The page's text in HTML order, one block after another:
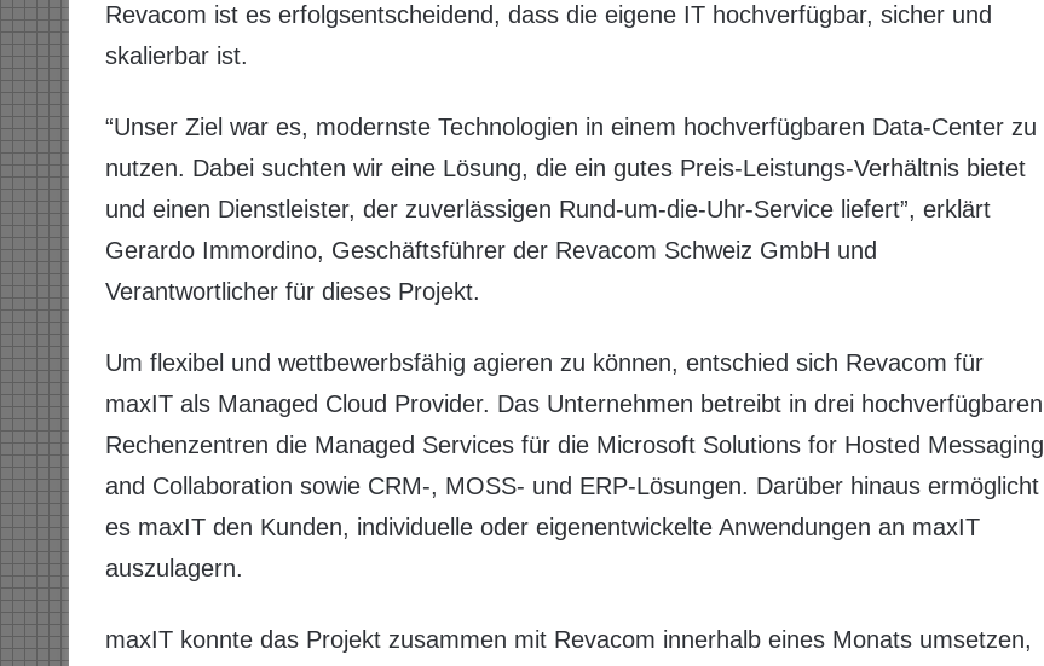
Revacom ist es erfolgsentscheidend, dass die eigene IT hochverfügbar, sicher und
skalierbar ist.
“Unser Ziel war es, modernste Technologien in einem hochverfügbaren Data-Center zu
nutzen. Dabei suchten wir eine Lösung, die ein gutes Preis-Leistungs-Verhältnis bietet
und einen Dienstleister, der zuverlässigen Rund-um-die-Uhr-Service liefert”, erklärt
Gerardo Immordino, Geschäftsführer der Revacom Schweiz GmbH und
Verantwortlicher für dieses Projekt.
Um flexibel und wettbewerbsfähig agieren zu können, entschied sich Revacom für
maxIT als Managed Cloud Provider. Das Unternehmen betreibt in drei hochverfügbaren
Rechenzentren die Managed Services für die Microsoft Solutions for Hosted Messaging
and Collaboration sowie CRM-, MOSS- und ERP-Lösungen. Darüber hinaus ermöglicht
es maxIT den Kunden, individuelle oder eigenentwickelte Anwendungen an maxIT
auszulagern.
maxIT konnte das Projekt zusammen mit Revacom innerhalb eines Monats umsetzen,